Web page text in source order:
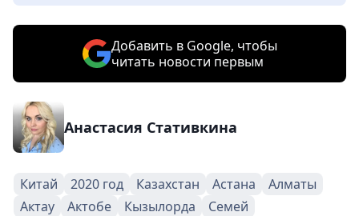
Добавить в Google, чтобы
читать новости первым
Анастасия Стативкина
Китай 2020 год Казахстан Астана
Алматы
Актау
Актобе Кызылорда Семей